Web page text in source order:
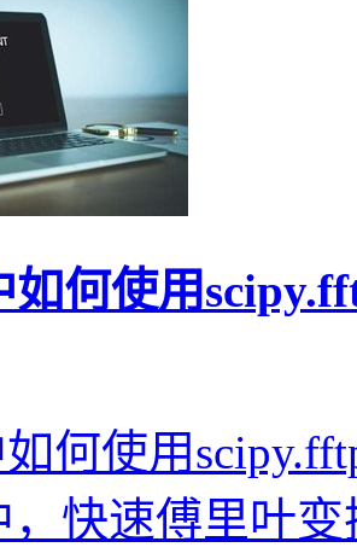
如何使用
何使用
，快速傅里叶